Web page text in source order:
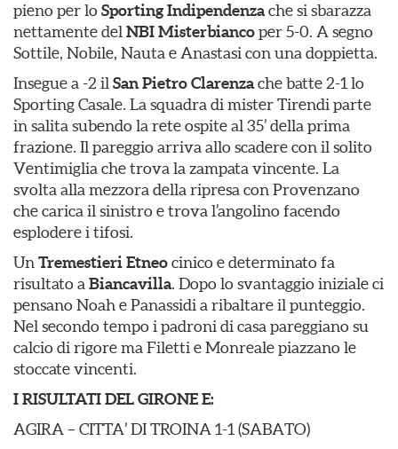
pieno per lo Sporting Indipendenzache si sbarazza
nettamente del NBI Misterbiancoper 5-0. A segno
Sottile, Nobile, Nauta e Anastasi con una doppietta.
Insegue a -2 il San Pietro Clarenzache batte 2-1 lo
Sporting Casale. La squadra di mister Tirendi parte
in salita subendo la rete ospite al 35’ della prima
frazione. Il pareggio arriva allo scadere con il solito
Ventimiglia che trova la zampata vincente. La
svolta alla mezzora della ripresa con Provenzano
che carica il sinistro e trova l’angolino facendo
esplodere i tifosi.
Un Tremestieri Etneocinico e determinato fa
risultato a Biancavilla. Dopo lo svantaggio iniziale ci
pensano Noah e Panassidi a ribaltare il punteggio.
Nel secondo tempo i padroni di casa pareggiano su
calcio di rigore ma Filetti e Monreale piazzano le
stoccate vincenti.
I RISULTATI DEL GIRONE E:
AGIRA – CITTA’ DI TROINA 1-1 (SABATO)